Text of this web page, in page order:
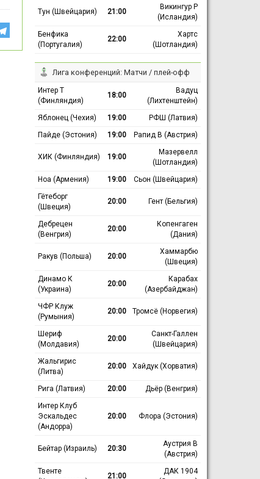
Тун (Швейцария) 21:00
Викингур Р
(Исландия)
Бенфика
(Португалия)
22:00
Хартс
(Шотландия)
Лига конференций: Матчи / плей-офф
Интер Т
(Финляндия)
18:00
Вадуц
(Лихтенштейн)
Яблонец (Чехия)
19:00
РФШ (Латвия)
Пайде (Эстония)
19:00 Рапид В (Австрия)
ХИК (Финляндия) 19:00
Мазервелл
(Шотландия)
Ноа (Армения)
19:00
Сьон (Швейцария)
Гётеборг
(Швеция)
20:00 Гент (Бельгия)
Дебрецен
(Венгрия)
20:00
Копенгаген
(Дания)
Ракув (Польша) 20:00
Хаммарбю
(Швеция)
Динамо К
(Украина)
20:00
Карабах
(Азербайджан)
ЧФР Клуж
(Румыния)
20:00 Тромсё (Норвегия)
Шериф
(Молдавия)
20:00
Санкт-Галлен
(Швейцария)
Жальгирис
(Литва)
20:00 Хайдук (Хорватия)
Рига (Латвия) 20:00
Дьёр (Венгрия)
Интер Клуб
Эскальдес
(Андорра)
20:00 Флора (Эстония)
Бейтар (Израиль) 20:30
Аустрия В
(Австрия)
Твенте
21:00
ДАК 1904